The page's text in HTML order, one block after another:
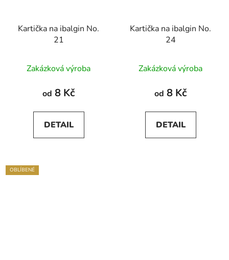
Kartička na ibalgin No.
21
Zakázková výroba
od 8 Kč
DETAIL
Kartička na ibalgin No.
24
Zakázková výroba
od 8 Kč
DETAIL
OBLÍBENÉ